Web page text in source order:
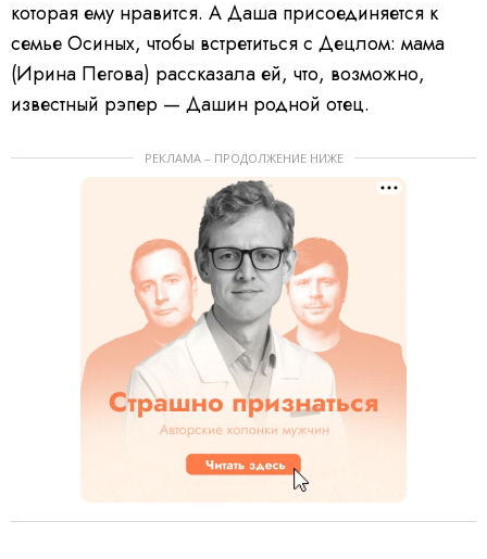
которая ему нравится. А Даша присоединяется к
семье Осиных, чтобы встретиться с Децлом: мама
(Ирина Пегова) рассказала ей, что, возможно,
известный рэпер — Дашин родной отец.
РЕКЛАМА – ПРОДОЛЖЕНИЕ НИЖЕ